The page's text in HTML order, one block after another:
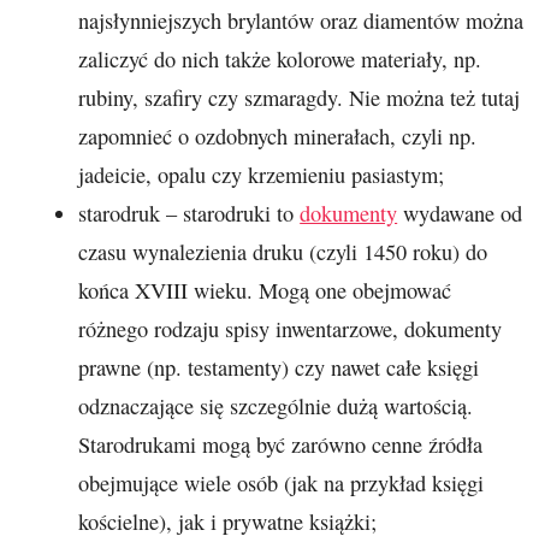
najsłynniejszych brylantów oraz diamentów można
zaliczyć do nich także kolorowe materiały, np.
rubiny, szafiry czy szmaragdy. Nie można też tutaj
zapomnieć o ozdobnych minerałach, czyli np.
jadeicie, opalu czy krzemieniu pasiastym;
starodruk – starodruki todokumenty wydawane od
czasu wynalezienia druku (czyli 1450 roku) do
końca XVIII wieku. Mogą one obejmować
różnego rodzaju spisy inwentarzowe, dokumenty
prawne (np. testamenty) czy nawet całe księgi
odznaczające się szczególnie dużą wartością.
Starodrukami mogą być zarówno cenne źródła
obejmujące wiele osób (jak na przykład księgi
kościelne), jak i prywatne książki;